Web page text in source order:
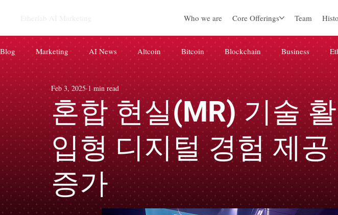
Who we are Core Offerings Team
Blog Marketing AI News Altcoin Bitcoin Blockchain Business
CryptoCurrency Paid News AI BRAND digital marketing 미분류
코인 마케팅 AIEO AI 마케팅
혼합 현실(MR) 기술
입형 디지털 경험 제공
증가
Feb 3, 2025 1 min read